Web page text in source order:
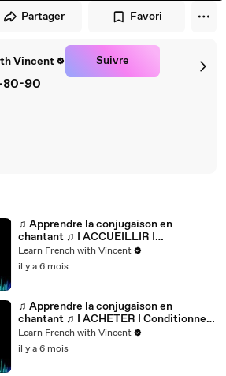
Partager Favori
Vincent Suivre
80-90
♫ Apprendre la conjugaison en
chantant ♫ I ACCUEILLIR I
Conditionnel Passé_
Learn French with Vincent
il y a 6 mois
♫ Apprendre la conjugaison en
chantant ♫ I ACHETER I Conditionnel
Passé_
Learn French with Vincent
il y a 6 mois